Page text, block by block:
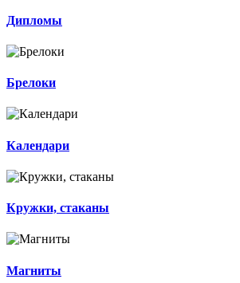
Дипломы
Брелоки
Календари
Кружки, стаканы
Магниты